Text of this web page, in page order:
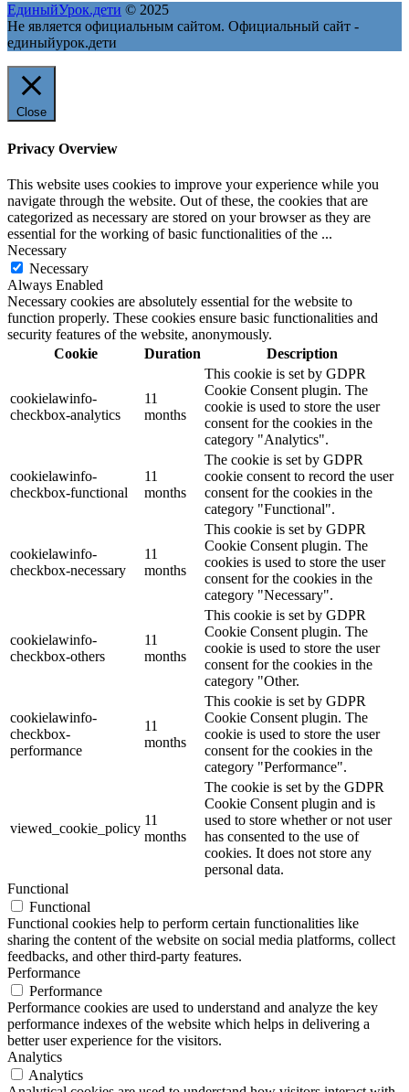
ЕдиныйУрок.дети © 2025
Не является официальным сайтом. Официальный сайт -
единыйурок.дети
Close
Privacy Overview
This website uses cookies to improve your experience while you
navigate through the website. Out of these, the cookies that are
categorized as necessary are stored on your browser as they are
essential for the working of basic functionalities of the ...
Necessary
Necessary
Always Enabled
Necessary cookies are absolutely essential for the website to
function properly. These cookies ensure basic functionalities and
security features of the website, anonymously.
Cookie
Duration Description
cookielawinfo-
checkbox-analytics
11
months
This cookie is set by GDPR
Cookie Consent plugin. The
cookie is used to store the user
consent for the cookies in the
category "Analytics".
cookielawinfo-
checkbox-functional
11
months
The cookie is set by GDPR
cookie consent to record the user
consent for the cookies in the
category "Functional".
cookielawinfo-
checkbox-necessary
11
months
This cookie is set by GDPR
Cookie Consent plugin. The
cookies is used to store the user
consent for the cookies in the
category "Necessary".
cookielawinfo-
checkbox-others
11
months
This cookie is set by GDPR
Cookie Consent plugin. The
cookie is used to store the user
consent for the cookies in the
category "Other.
cookielawinfo-
checkbox-
performance
11
months
This cookie is set by GDPR
Cookie Consent plugin. The
cookie is used to store the user
consent for the cookies in the
category "Performance".
viewed_cookie_policy
11
months
The cookie is set by the GDPR
Cookie Consent plugin and is
used to store whether or not user
has consented to the use of
cookies. It does not store any
personal data.
Functional
Functional
Functional cookies help to perform certain functionalities like
sharing the content of the website on social media platforms, collect
feedbacks, and other third-party features.
Performance
Performance
Performance cookies are used to understand and analyze the key
performance indexes of the website which helps in delivering a
better user experience for the visitors.
Analytics
Analytics